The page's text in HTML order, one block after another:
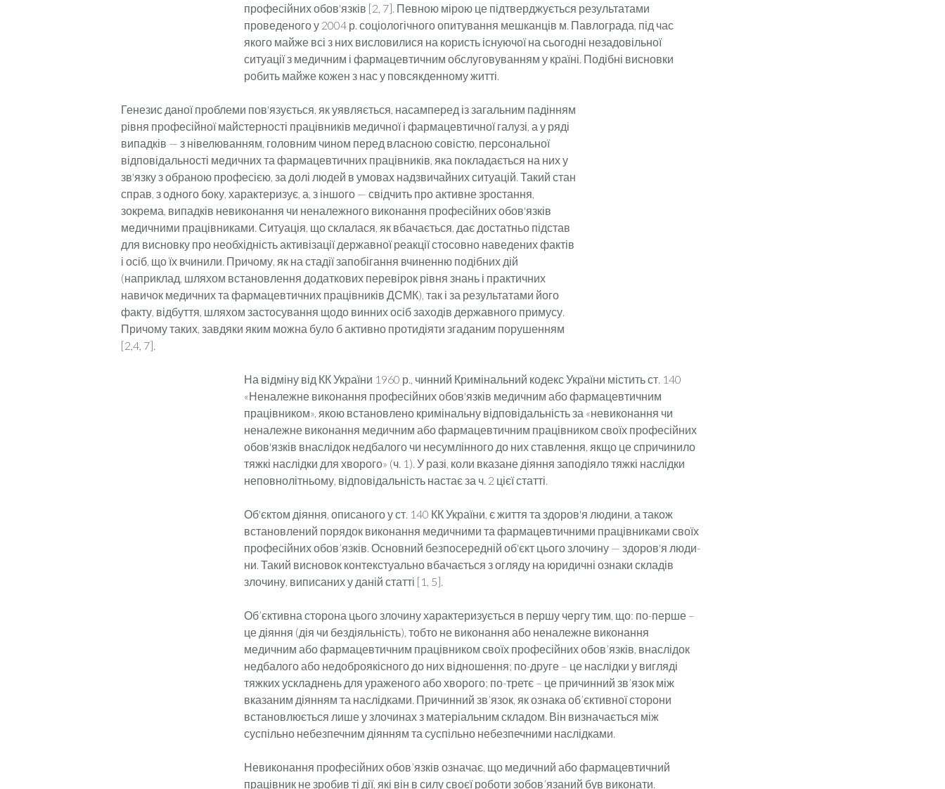
професійних обов'язків [2, 7]. Пев­ною мірою це підтверджується результатами
проведеного у 2004 р. соціологічного опи­тування мешканців м. Павлограда, під час
якого майже всі з них висловилися на користь існуючої на сьогодні незадовільної
ситуації з медичним і фармацевтичним обслуговуванням у країні. Подібні висновки
робить майже кожен з нас у по­всякденному житті.
Генезис даної проблеми пов'язується, як уявля­ється, насамперед із загальним падінням
рівня профе­сійної майстерності працівників медичної і фармаце­втичної галузі, а у ряді
випадків — з нівелюванням, головним чином перед власною совістю, персональ­ної
відповідальності медичних та фармацевтичних працівників, яка покладається на них у
зв'язку з обраною професією, за долі людей в умовах надзвичайних ситуацій. Такий стан
справ, з одного боку, характеризує, а, з іншого — свідчить про активне зростання,
зокрема, випадків невиконання чи неналежного виконання професійних обов'язків
медичними працівниками. Ситуація, що склалася, як вбачається, дає достатньо підстав
для висновку про необхідність активізації державної реакції стосовно наведених фактів
і осіб, що їх вчинили. Причому, як на стадії запобігання вчи­ненню подібних дій
(наприклад, шляхом встановлен­ня додаткових перевірок рівня знань і практичних
навичок медичних та фармацевтичних працівників ДСМК), так і за результатами його
факту, відбуття, шляхом за­стосування щодо винних осіб заходів державного примусу.
Причому таких, завдяки яким можна було б активно протидіяти згаданим порушенням
[2,4, 7].
На відміну від КК України 1960 р., чинний Кримінальний кодекс України містить ст. 140
«Не­належне виконання професійних обов'язків меди­чним або фармацевтичним
працівником», якою встановлено кримінальну відповідальність за «не­виконання чи
неналежне виконання медичним або фармацевтичним працівником своїх професійних
обов'язків внаслідок недбалого чи несумлінного до них ставлення, якщо це спричинило
тяжкі наслід­ки для хворого» (ч. 1). У разі, коли вказане діяння заподіяло тяжкі наслідки
неповнолітньому, відпо­відальність настає за ч. 2 цієї статті.
Об'єктом діяння, описаного у ст. 140 КК України, є життя та здоров'я людини, а також
встановлений порядок виконання медичними та фармацевтичними працівниками своїх
професійних обов’язків. Основний безпо­середній об'єкт цього злочину — здоров'я люди­
ни. Такий висновок контекстуально вбачається з огляду на юридичні ознаки складів
злочину, випи­саних у даній статті [1, 5].
Об’єктивна сторона цього злочину характеризується в першу чергу тим, що: по-перше –
це діяння (дія чи бездіяльність), тобто не виконання або неналежне виконання
медичним або фармацевтичним працівником своїх професійних обов’язків, внаслідок
недбалого або недоброякісного до них відношення; по-друге – це наслідки у вигляді
тяжких ускладнень для ураженого або хворого; по-третє – це причинний зв’язок між
вказаним діянням та наслідками. Причинний зв’язок, як ознака об’єктивної сторони
встановлюється лише у злочинах з матеріальним складом. Він визначається між
суспільно небезпечним діянням та суспільно небезпечними наслідками.
Невиконання професійних обов’язків означає, що медичний або фармацевтичний
працівник не зробив ті дії, які він в силу своєї роботи зобов’язаний був виконати.